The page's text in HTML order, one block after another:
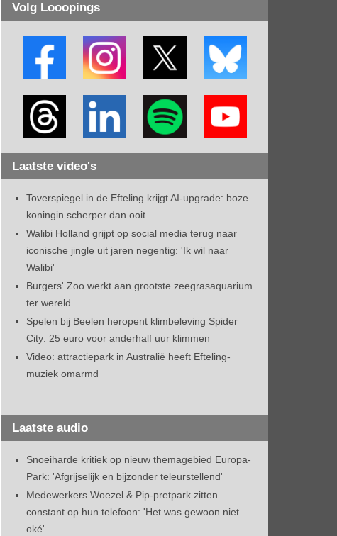
Volg Looopings
Laatste video's
Toverspiegel in de Efteling krijgt AI-upgrade: boze
koningin scherper dan ooit
Walibi Holland grijpt op social media terug naar
iconische jingle uit jaren negentig: 'Ik wil naar
Walibi'
Burgers' Zoo werkt aan grootste zeegrasaquarium
ter wereld
Spelen bij Beelen heropent klimbeleving Spider
City: 25 euro voor anderhalf uur klimmen
Video: attractiepark in Australië heeft Efteling-
muziek omarmd
Laatste audio
Snoeiharde kritiek op nieuw themagebied Europa-
Park: 'Afgrijselijk en bijzonder teleurstellend'
Medewerkers Woezel & Pip-pretpark zitten
constant op hun telefoon: 'Het was gewoon niet
oké'